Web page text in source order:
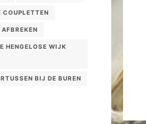
COUPLETTEN
HENGELOSE WIJK
BIJ DE BUREN